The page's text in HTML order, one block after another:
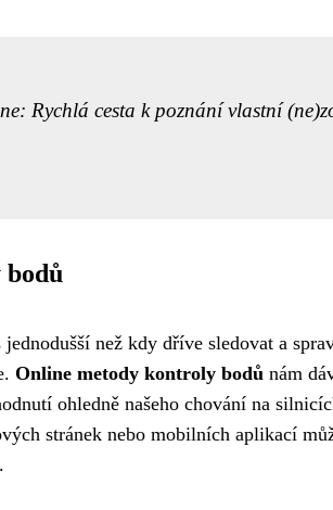
Rychlá cesta k poznání vlastní
než kdy dříve sledovat a
Online metody kontroly bodů nám
ohledně našeho chování na
stránek nebo mobilních aplikací